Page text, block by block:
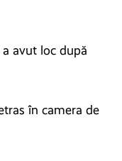
avut loc după
în camera de